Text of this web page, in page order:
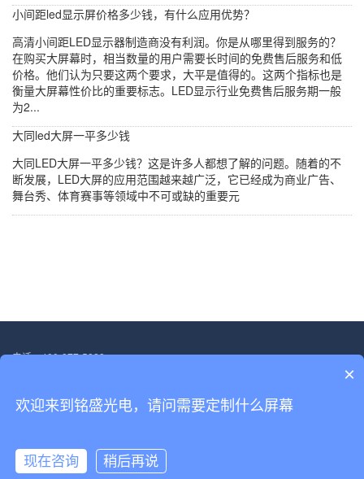
小间距led显示屏价格多少钱，有什么应用优势？
高清小间距LED显示器制造商没有利润。你是从哪里得到服务的？
在购买大屏幕时，相当数量的用户需要长时间的免费售后服务和低
价格。他们认为只要这两个要求，大平是值得的。这两个指标也是
衡量大屏幕性价比的重要标志。LED显示行业免费售后服务期一般
为2...
大同led大屏一平多少钱
大同LED大屏一平多少钱？这是许多人都想了解的问题。随着的不
断发展，LED大屏的应用范围越来越广泛，它已经成为商业广告、
舞台秀、体育赛事等领域中不可或缺的重要元
电话：400-877-5828
Copyright © 2022-2030 深圳市铭盛光电科技有限公司 版权所有
×
欢迎来到铭盛光电，请问需要定制什么屏幕
现在咨询 稍后再说